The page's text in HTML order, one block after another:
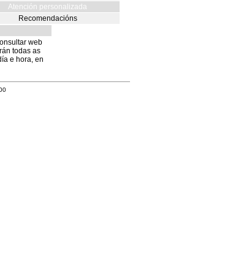
Atención personalizada
Recomendacións
web
todas as
e hora, en